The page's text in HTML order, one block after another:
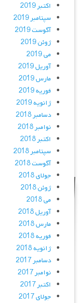
اکتبر 2019
سپتامبر 2019
آگوست 2019
ژوئن 2019
می 2019
آوریل 2019
مارس 2019
فوریه 2019
ژانویه 2019
دسامبر 2018
نوامبر 2018
اکتبر 2018
سپتامبر 2018
آگوست 2018
جولای 2018
ژوئن 2018
می 2018
آوریل 2018
مارس 2018
فوریه 2018
ژانویه 2018
دسامبر 2017
نوامبر 2017
اکتبر 2017
جولای 2017